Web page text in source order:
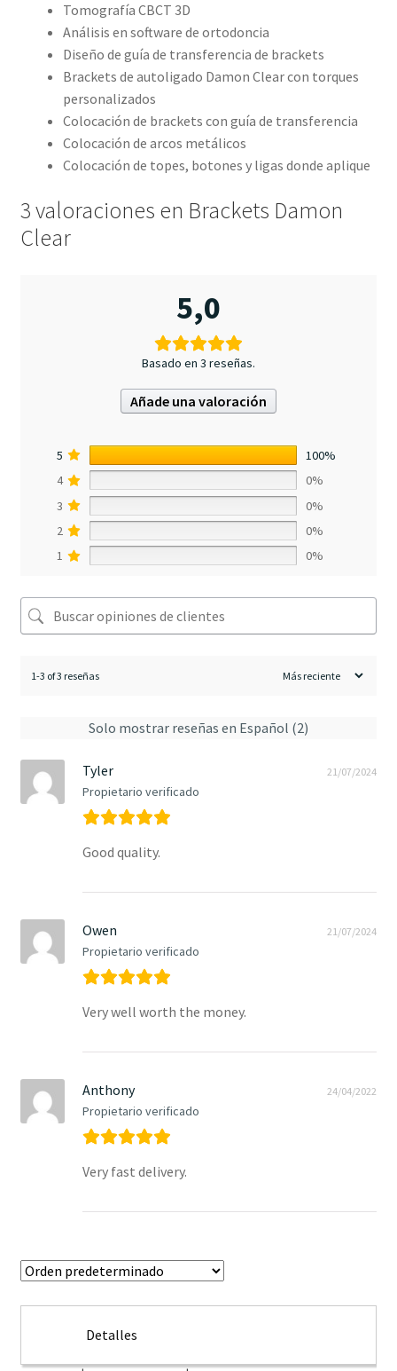
Tomografía CBCT 3D
Análisis en software de ortodoncia
Diseño de guía de transferencia de brackets
Brackets de autoligado Damon Clear con torques
personalizados
Colocación de brackets con guía de transferencia
Colocación de arcos metálicos
Colocación de topes, botones y ligas donde aplique
3 valoraciones en Brackets Damon
Clear
5,0
Basado en 3 reseñas.
Añade una valoración
5
100%
4
0%
3
0%
2
0%
1
0%
1-3 of 3 reseñas
Solo mostrar reseñas en Español (2)
Tyler
Propietario verificado
21/07/2024
Good quality.
Owen
Propietario verificado
21/07/2024
Very well worth the money.
Anthony
Propietario verificado
24/04/2022
Very fast delivery.
Detalles